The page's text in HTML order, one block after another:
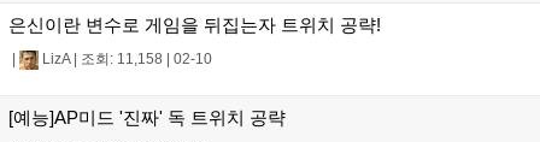
은신이란 변수로 게임을 뒤집는자 트위치 공략!
LizA| 조회: 11,158 02-10
[예능]AP미드 '진짜' 독 트위치 공략